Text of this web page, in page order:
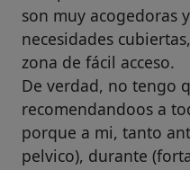
son muy acogedoras
necesidades
zona de fácil acceso.
De verdad, no tengo
recomendandoos a
porque a mi, tanto
pelvico), durante